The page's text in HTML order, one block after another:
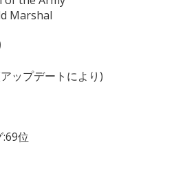
Marshal
ップデートにより)
位